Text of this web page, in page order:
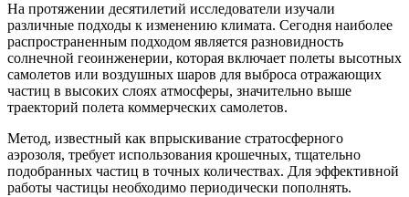
На протяжении десятилетий исследователи изучали
различные подходы к изменению климата. Сегодня наиболее
распространенным подходом является разновидность
солнечной геоинженерии, которая включает полеты высотных
самолетов или воздушных шаров для выброса отражающих
частиц в высоких слоях атмосферы, значительно выше
траекторий полета коммерческих самолетов.
Метод, известный как впрыскивание стратосферного
аэрозоля, требует использования крошечных, тщательно
подобранных частиц в точных количествах. Для эффективной
работы частицы необходимо периодически пополнять.